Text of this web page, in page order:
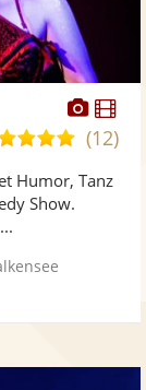
Fotos
5,0
5
(12)
Humor, Tanz
Show.